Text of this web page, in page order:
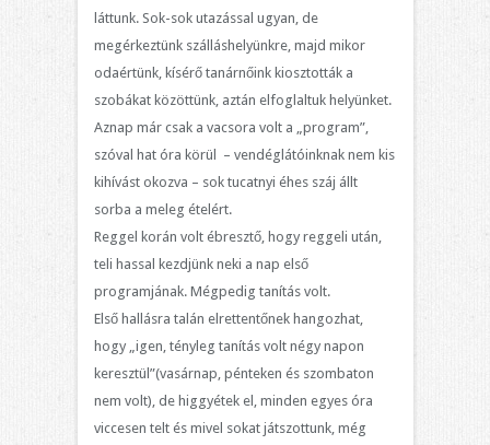
láttunk. Sok-sok utazással ugyan, de
megérkeztünk szálláshelyünkre, majd mikor
odaértünk, kísérő tanárnőink kiosztották a
szobákat közöttünk, aztán elfoglaltuk helyünket.
Aznap már csak a vacsora volt a „program”,
szóval hat óra körül – vendéglátóinknak nem kis
kihívást okozva – sok tucatnyi éhes száj állt
sorba a meleg ételért.
Reggel korán volt ébresztő, hogy reggeli után,
teli hassal kezdjünk neki a nap első
programjának. Mégpedig tanítás volt.
Első hallásra talán elrettentőnek hangozhat,
hogy „igen, tényleg tanítás volt négy napon
keresztül”(vasárnap, pénteken és szombaton
nem volt), de higgyétek el, minden egyes óra
viccesen telt és mivel sokat játszottunk, még